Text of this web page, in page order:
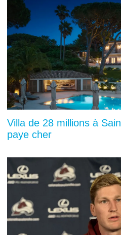
Villa de 28 millions à
paye cher